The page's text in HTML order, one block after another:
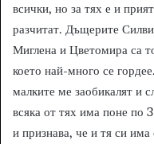
всички, но за тях е и
разчитат. Дъщерите
Миглена и Цветомира са
което най-много се
малките ме заобикалят и
всяка от тях има поне по
и признава, че и тя си има